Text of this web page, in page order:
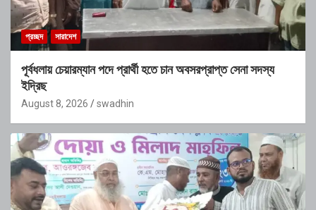
প্রচ্ছদ সারাদেশ
পূর্বধলায় চেয়ারম্যান পদে প্রার্থী হতে চান অবসরপ্রাপ্ত সেনা সদস্য
ইদ্রিছ
August 8, 2026 swadhin